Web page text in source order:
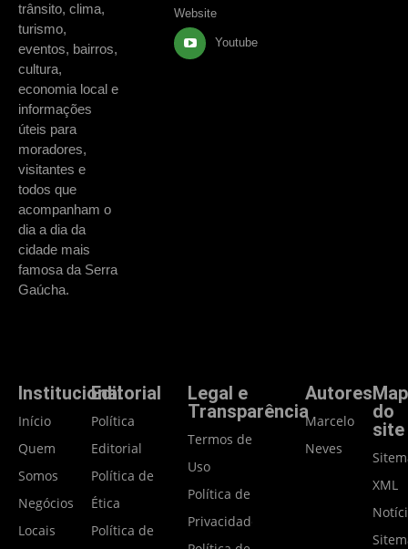
trânsito, clima,
turismo,
eventos, bairros,
cultura,
economia local e
informações
úteis para
moradores,
visitantes e
todos que
acompanham o
dia a dia da
cidade mais
famosa da Serra
Gaúcha.
Website
Youtube
Institucional
Início
Quem
Somos
Negócios
Locais
Editorial
Política
Editorial
Política de
Ética
Política de
Legal e
Transparência
Termos de
Uso
Política de
Privacidade
Autores
Marcelo
Neves
do
site
XML